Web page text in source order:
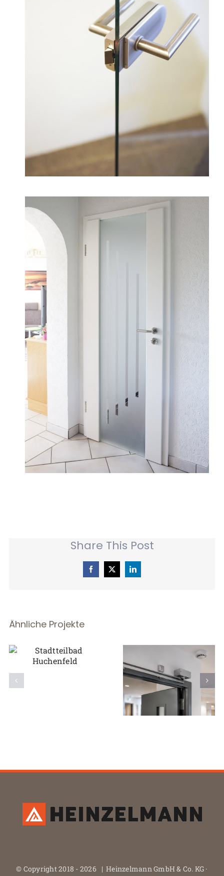
Share This Post
Facebook
X LinkedIn
Ähnliche Projekte
© Copyright 2018 - 2026 | Heinzelmann GmbH & Co. KG ·